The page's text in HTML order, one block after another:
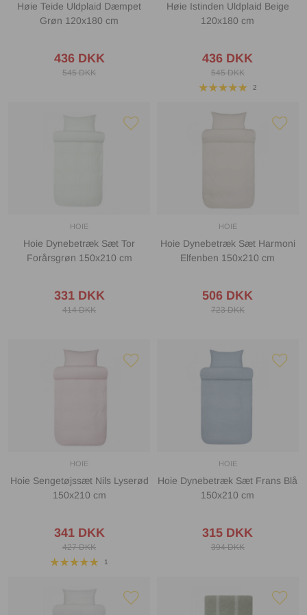
Høie Teide Uldplaid Dæmpet
Grøn 120x180 cm
436 DKK
545 DKK
Høie Istinden Uldplaid Beige
120x180 cm
436 DKK
545 DKK
2
HOIE
Hoie Dynebetræk Sæt Tor
Forårsgrøn 150x210 cm
331 DKK
414 DKK
HOIE
Hoie Dynebetræk Sæt Harmoni
Elfenben 150x210 cm
506 DKK
723 DKK
HOIE
Hoie Sengetøjssæt Nils Lyserød
150x210 cm
341 DKK
427 DKK
1
HOIE
Hoie Dynebetræk Sæt Frans Blå
150x210 cm
315 DKK
394 DKK